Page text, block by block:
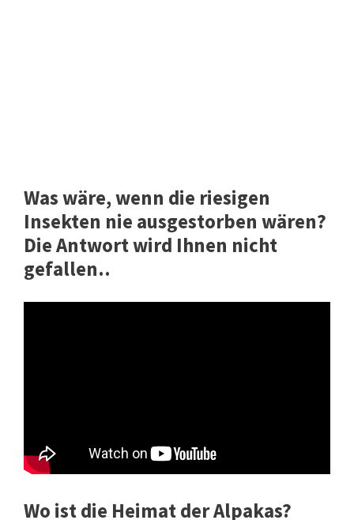
Was wäre, wenn die riesigen
Insekten nie ausgestorben wären?
Die Antwort wird Ihnen nicht
gefallen..
Wo ist die Heimat der Alpakas?